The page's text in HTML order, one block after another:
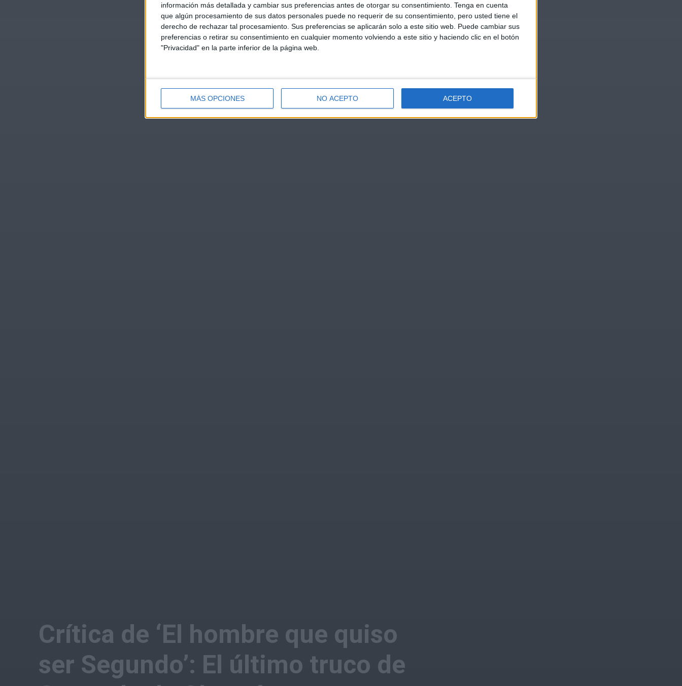
información más detallada y cambiar sus preferencias antes de otorgar su consentimiento. Tenga en cuenta
que algún procesamiento de sus datos personales puede no requerir de su consentimiento, pero usted tiene el
derecho de rechazar tal procesamiento. Sus preferencias se aplicarán solo a este sitio web. Puede cambiar sus
preferencias o retirar su consentimiento en cualquier momento volviendo a este sitio y haciendo clic en el botón
"Privacidad" en la parte inferior de la página web.
MÁS OPCIONES NO ACEPTO ACEPTO
Crítica de ‘El hombre que quiso
ser Segundo’: El último truco de